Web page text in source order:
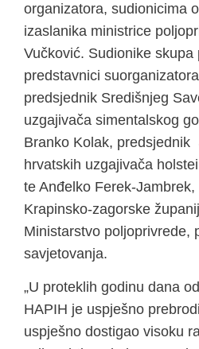
organizatora, sudionicima
izaslanika ministrice
Vučković. Sudionike skupa
predstavnici
predsjednik Središnjeg
uzgajivača simentalskog
Branko Kolak, predsjednik
hrvatskih uzgajivača
te Anđelko Ferek-
Krapinsko-zagorske
Ministarstvo poljoprivrede,
savjetovanja.
„U proteklih godinu dana
HAPIH je uspješno
uspješno dostigao visoku